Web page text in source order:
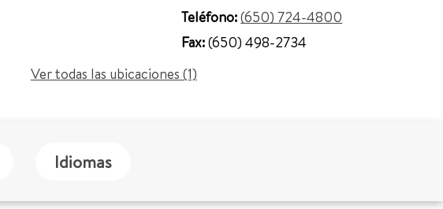
Teléfono:(650) 724-4800
Fax:(650) 498-2734
Ver todas las ubicaciones (1)
Idiomas